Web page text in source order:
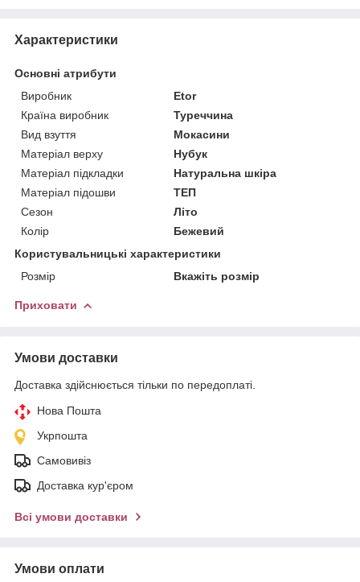
Характеристики
Основні атрибути
Виробник
Etor
Країна виробник
Туреччина
Вид взуття
Мокасини
Матеріал верху
Нубук
Матеріал підкладки
Натуральна шкіра
Матеріал підошви
ТЕП
Сезон
Літо
Колір
Бежевий
Користувальницькі характеристики
Розмір
Вкажіть розмір
Приховати
Умови доставки
Доставка здійснюється тільки по передоплаті.
Нова Пошта
Укрпошта
Самовивіз
Доставка кур'єром
Всі умови доставки
Умови оплати